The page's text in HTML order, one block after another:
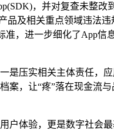
，并对复查未整改
及相关重点领域违法
，进一步细化了App信
压实相关主体责任，
案，让“疼”落在现金流
体验，更是数字社会